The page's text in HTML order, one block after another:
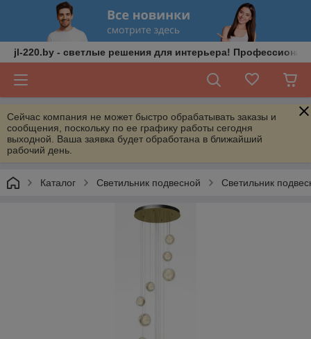
jl-220.by - светлые решения для интерьера!
Сейчас компания не может быстро обрабатывать заказы и
сообщения, поскольку по ее графику работы сегодня
выходной. Ваша заявка будет обработана в ближайший
рабочий день.
Каталог Светильник подвесной Светильник